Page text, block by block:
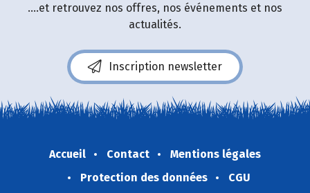
....et retrouvez nos offres, nos événements et nos
actualités.
Inscription newsletter
Accueil Contact
Mentions légales
Protection des données
CGU